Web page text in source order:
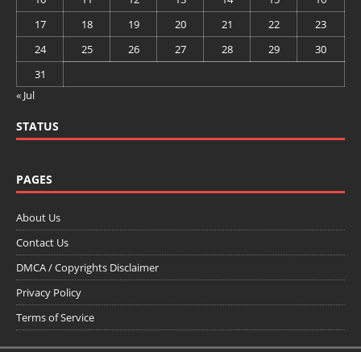
17
18 19 20 21 22
23
24
25 26 27 28 29
30
31
« Jul
STATUS
PAGES
About Us
Contact Us
DMCA / Copyrights Disclaimer
Privacy Policy
Terms of Service